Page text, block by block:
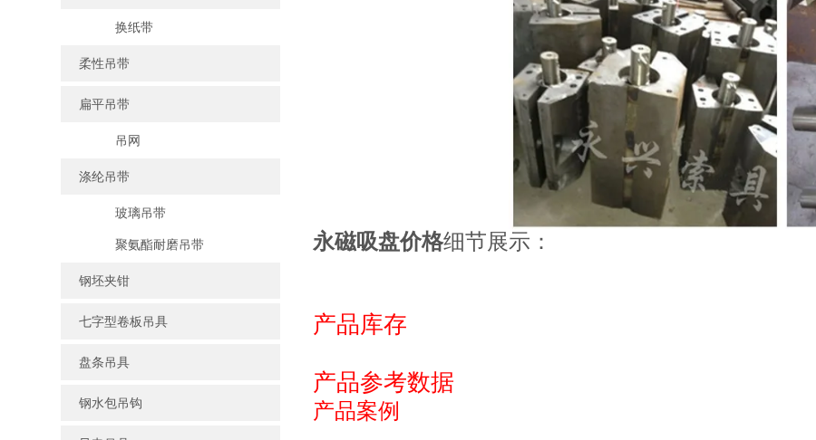
换纸带
柔性吊带
扁平吊带
吊网
涤纶吊带
玻璃吊带
聚氨酯耐磨吊带
钢坯夹钳
七字型卷板吊具
盘条吊具
钢水包吊钩
永磁吸盘价格细节展示：
产品库存
产品参考数据
产品案例